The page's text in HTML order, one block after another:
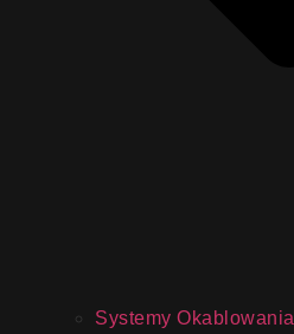
Systemy Okablowania